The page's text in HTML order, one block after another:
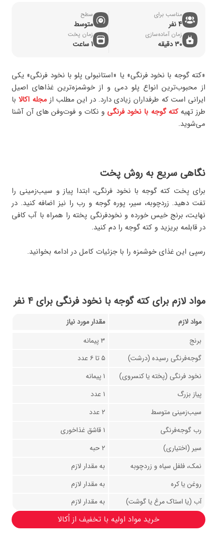
مناسب برای
4 نفر
سطح
متوسط
زمان آماده‌سازی
30 دقیقه
زمان پخت
1 ساعت
«کته گوجه با نخود فرنگی» یا «استانبولی پلو با نخود فرنگی» یکی
از محبوب‌ترین انواع پلو دمی و از خوشمزه‌ترین غذاهای اصیل
ایرانی است که طرفداران زیادی دارد. در این مطلب ازمجله اکالا با
طرز تهیه کته گوجه با نخود فرنگی و نکات و فوت‌وفن های آن آشنا
می‌شوید.
نگاهی سریع به روش پخت
برای پخت کته گوجه با نخود فرنگی، ابتدا پیاز و سیب‌زمینی را
تفت دهید. زردچوبه، سیر، پوره گوجه و رب را نیز اضافه کنید. در
نهایت، برنج خیس خورده و نخودفرنگی پخته را همراه با آب کافی
در قابلمه بریزید و کته گوجه را دم کنید.
رسپی این غذای خوشمزه را با جزئیات کامل در ادامه بخوانید.
مواد لازم برای کته گوجه با نخود فرنگی برای ۴ نفر
مواد لازم
مقدار مورد نیاز
برنج
۳ پیمانه
گوجه‌فرنگی رسیده (درشت)
۵ تا ۶ عدد
نخود فرنگی (پخته یا کنسروی)
۱ پیمانه
پیاز بزرگ
۱ عدد
سیب‌زمینی متوسط
۲ عدد
رب گوجه‌فرنگی
۱ قاشق غذاخوری
سیر (اختیاری)
۲ حبه
نمک، فلفل سیاه و زردچوبه
به مقدار لازم
روغن یا کره
به مقدار لازم
آب (یا استاک مرغ یا گوشت)
به مقدار لازم
خرید مواد اولیه با تخفیف از اُکالا